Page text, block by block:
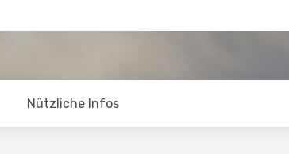
Nützliche Infos